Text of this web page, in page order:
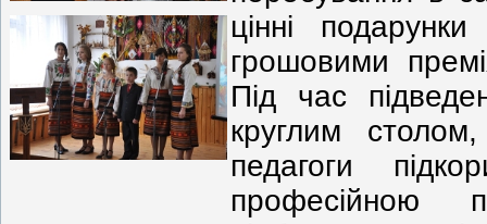
цінні
грошовими
Під час
круглим
педагоги
професійною